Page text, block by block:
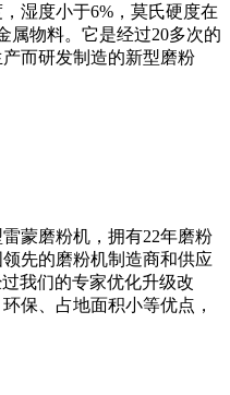
湿度小于6%，莫氏硬度在
属物料。它是经过20多次的
而研发制造的新型磨粉
蒙磨粉机，拥有22年磨粉
先的磨粉机制造商和供应
我们的专家优化升级改
保、占地面积小等优点，